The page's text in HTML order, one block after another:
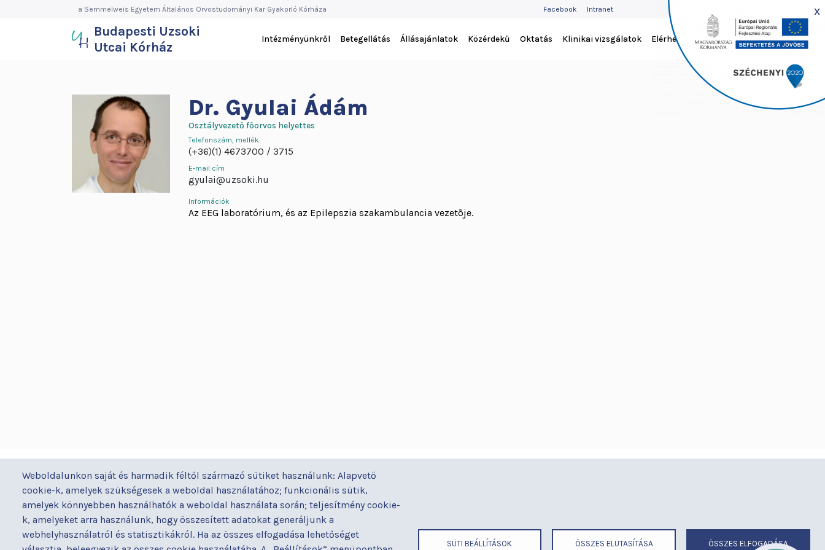
Budapesti
Uzsoki
Kórház
x
a Semmelweis Egyetem Általános Orvostudományi Kar Gyakorló Kórháza
Weboldalunkon saját és harmadik féltől származó sütiket használunk: Alapvető
cookie-k, amelyek szükségesek a weboldal használatához; funkcionális sütik,
amelyek könnyebben használhatók a weboldal használata során; teljesítmény cookie-
k, amelyeket arra használunk, hogy összesített adatokat generáljunk a
webhelyhasználatról és statisztikákról. Ha az összes elfogadása lehetőséget
SÜTI BEÁLLÍTÁSOK ÖSSZES ELUTASÍTÁSA ÖSSZES ELFOGADÁSA
MENÜ
Facebook Intranet
Budapesti Uzsoki
Utcai Kórház
Intézményünkről Betegellátás Állásajánlatok Közérdekű Oktatás Klinikai vizsgálatok Elérhetőség
Dr. Gyulai Ádám
Osztályvezető főorvos helyettes
Telefonszám, mellék
(+36)(1) 4673700 3715
E-mail cím
gyulai@uzsoki.hu
Információk
Az EEG laboratórium, és az Epilepszia szakambulancia vezetõje.
BUDAPESTI UZSOKI UTCAI KÓRHÁZ
a Semmelweis Egyetem Általános Orvostudományi
Kar Gyakorló Kórháza
Járóbeteg-ellátás
Orvosaink
Osztályaink
Kapcsolat
telefonszámok